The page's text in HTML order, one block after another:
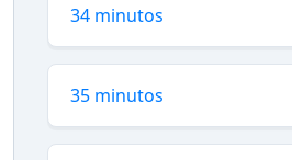
34 minutos
35 minutos